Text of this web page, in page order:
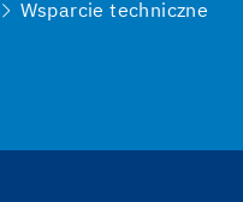
Wsparcie techniczne